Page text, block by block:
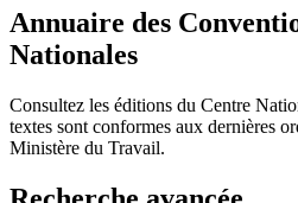
Annuaire des
Nationales
Consultez les éditions du Centre
textes sont conformes aux dernières
Ministère du Travail.